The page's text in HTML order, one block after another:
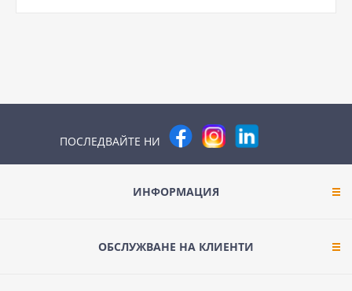
ПОСЛЕДВАЙТЕ НИ
ИНФОРМАЦИЯ
ОБСЛУЖВАНЕ НА КЛИЕНТИ